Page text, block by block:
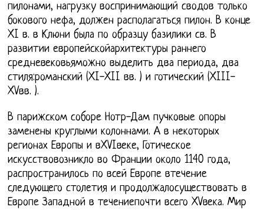
пилонами, нагрузку воспринимающий сводов только
бокового нефа, должен располагаться пилон. В конце
XI в. в Клюни была по образцу базилики св. В
развитии европейскойархитектуры раннего
средневековьяможно выделить два периода, два
стиля:романский (XI-XII вв. ) и готический (XIII-
XVвв. ).
В парижском соборе Нотр-Дам пучковые опоры
заменены круглыми колоннами. А в некоторых
регионах Европы и вXVIвеке, Готическое
искусствовозникло во Франции около 1140 года,
распространилось по всей Европе втечение
следующего столетия и продолжалосуществовать в
Европе Западной в течениепочти всего XVвека. Мир